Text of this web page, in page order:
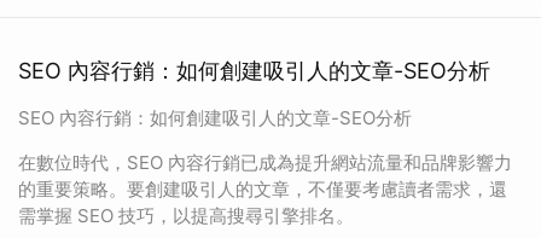
SEO 內容行銷：如何創建吸引人的文章-SEO分析
SEO 內容行銷：如何創建吸引人的文章-SEO分析
在數位時代，SEO 內容行銷已成為提升網站流量和品牌影響力
的重要策略。要創建吸引人的文章，不僅要考慮讀者需求，還
需掌握 SEO 技巧，以提高搜尋引擎排名。